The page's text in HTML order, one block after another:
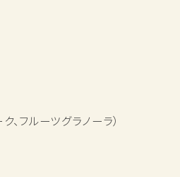
、フルーツグラノーラ）